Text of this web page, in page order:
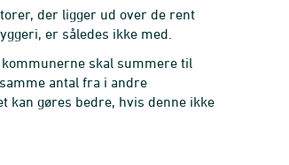
der ligger ud over de rent
er således ikke med.
skal summere til
antal fra i andre
kan gøres bedre, hvis denne ikke